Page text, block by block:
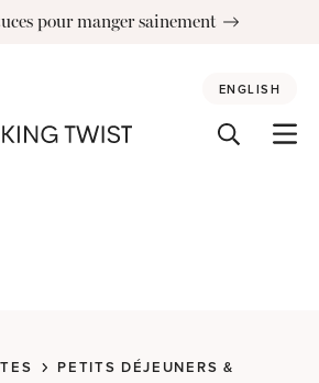
pour manger sainement
ENGLISH
PETITS DÉJEUNERS &